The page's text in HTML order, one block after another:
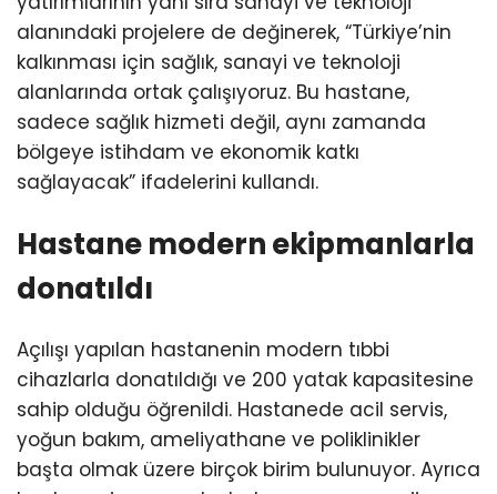
alanındaki projelere de değinerek, “Türkiye’nin
kalkınması için sağlık, sanayi ve teknoloji
alanlarında ortak çalışıyoruz. Bu hastane,
sadece sağlık hizmeti değil, aynı zamanda
bölgeye istihdam ve ekonomik katkı
sağlayacak” ifadelerini kullandı.
Hastane modern ekipmanlarla
donatıldı
Açılışı yapılan hastanenin modern tıbbi
cihazlarla donatıldığı ve 200 yatak kapasitesine
sahip olduğu öğrenildi. Hastanede acil servis,
yoğun bakım, ameliyathane ve poliklinikler
başta olmak üzere birçok birim bulunuyor. Ayrıca